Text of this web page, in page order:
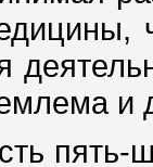
и
пять-